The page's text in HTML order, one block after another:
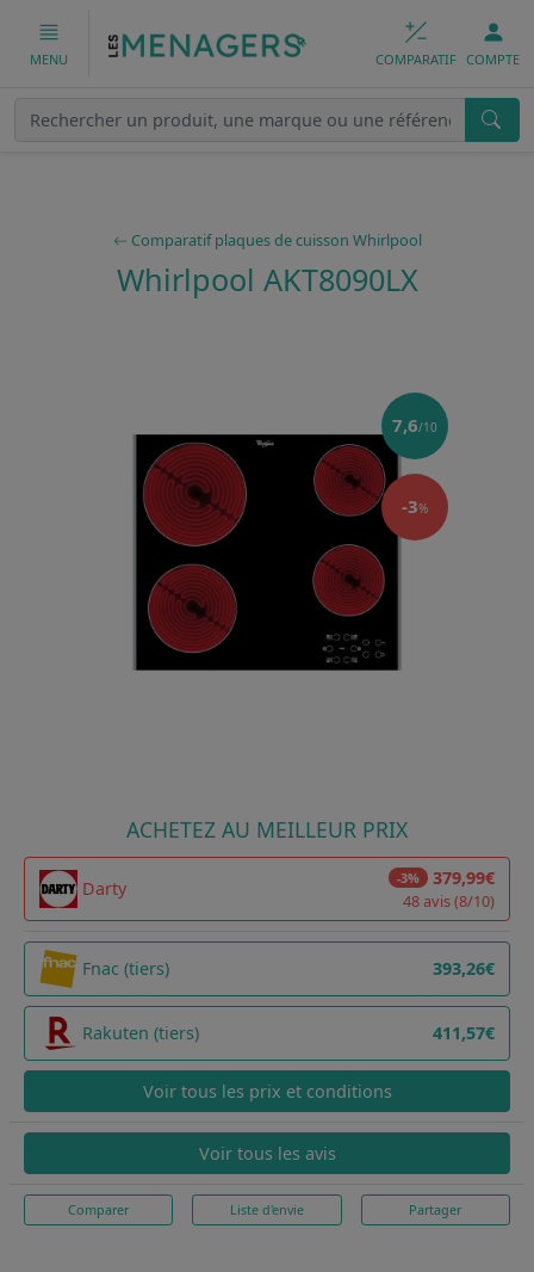
MENU COMPARATIF COMPTE
Comparatif plaques de cuisson Whirlpool
Whirlpool AKT8090LX
7,6/10
-3%
ACHETEZ AU MEILLEUR PRIX
Darty -3% 379,99€
48 avis (8/10)
Fnac (tiers) 393,26€
Rakuten (tiers) 411,57€
Voir tous les prix et conditions
Voir tous les avis
Comparer Liste d'envie Partager